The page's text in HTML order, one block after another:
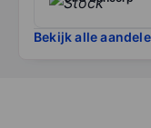
Bekijk alle